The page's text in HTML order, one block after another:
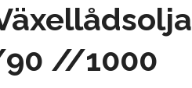
//1000